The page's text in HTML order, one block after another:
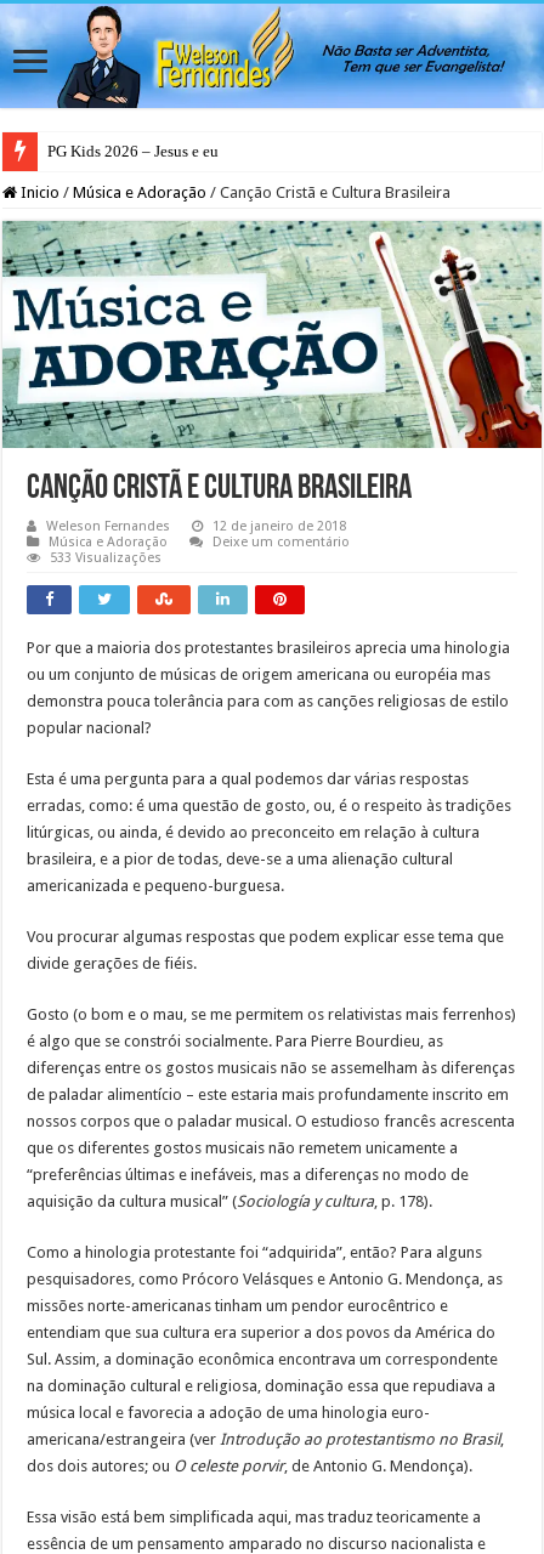
PG Kids 2026 – Jesus e eu
Inicio / Música e Adoração / Canção Cristã e Cultura Brasileira
Canção Cristã e Cultura Brasileira
Weleson Fernandes
12 de janeiro de 2018
Música e Adoração
Deixe um comentário
533 Visualizações
Por que a maioria dos protestantes brasileiros aprecia uma hinologia
ou um conjunto de músicas de origem americana ou européia mas
demonstra pouca tolerância para com as canções religiosas de estilo
popular nacional?
Esta é uma pergunta para a qual podemos dar várias respostas
erradas, como: é uma questão de gosto, ou, é o respeito às tradições
litúrgicas, ou ainda, é devido ao preconceito em relação à cultura
brasileira, e a pior de todas, deve-se a uma alienação cultural
americanizada e pequeno-burguesa.
Vou procurar algumas respostas que podem explicar esse tema que
divide gerações de fiéis.
Gosto (o bom e o mau, se me permitem os relativistas mais ferrenhos)
é algo que se constrói socialmente. Para Pierre Bourdieu, as
diferenças entre os gostos musicais não se assemelham às diferenças
de paladar alimentício – este estaria mais profundamente inscrito em
nossos corpos que o paladar musical. O estudioso francês acrescenta
que os diferentes gostos musicais não remetem unicamente a
“preferências últimas e inefáveis, mas a diferenças no modo de
aquisição da cultura musical” (Sociología y cultura, p. 178).
Como a hinologia protestante foi “adquirida”, então? Para alguns
pesquisadores, como Prócoro Velásques e Antonio G. Mendonça, as
missões norte-americanas tinham um pendor eurocêntrico e
entendiam que sua cultura era superior a dos povos da América do
Sul. Assim, a dominação econômica encontrava um correspondente
na dominação cultural e religiosa, dominação essa que repudiava a
música local e favorecia a adoção de uma hinologia euro-
americana/estrangeira (ver Introdução ao protestantismo no Brasil,
dos dois autores; ou O celeste porvir, de Antonio G. Mendonça).
Essa visão está bem simplificada aqui, mas traduz teoricamente a
essência de um pensamento amparado no discurso nacionalista e